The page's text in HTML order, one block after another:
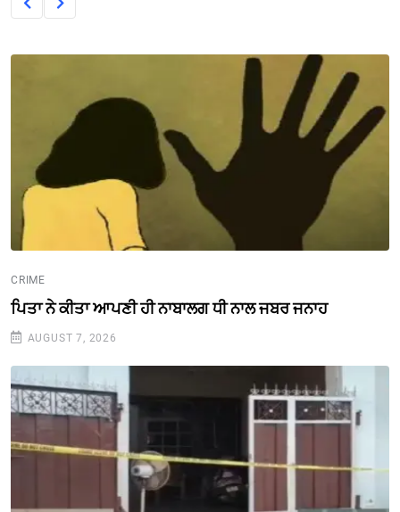
CRIME
ਪਿਤਾ ਨੇ ਕੀਤਾ ਆਪਣੀ ਹੀ ਨਾਬਾਲਗ ਧੀ ਨਾਲ ਜਬਰ ਜਨਾਹ
AUGUST 7, 2026